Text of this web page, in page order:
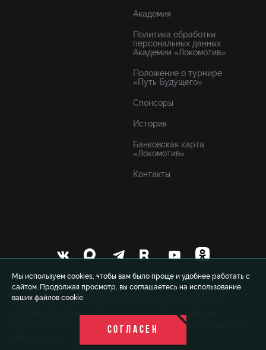
Мы используем cookies, чтобы вам было проще и удобнее работать с
сайтом. Продолжая просмотр, вы соглашаетесь на использование
ваших файлов cookie.
СОГЛАСЕН
Академия
Политика обработки
персональных данных
Академии «Локомотив»
Положение о турнире
«Путь Будущего»
Спонсоры
История
Банковская карта
«Локомотив»
Контакты
© 1999-2026 FCLM.RU Футбольный клуб «Локомотив»
Москва. При полном или частичном использовании
материалов ссылка на официальный сайт ФК «Локомотив»